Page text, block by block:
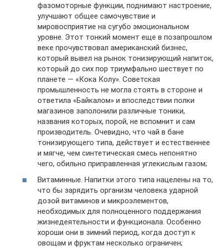
фазомоторные функции, поднимают настроение,
улучшают общее самочувствие и
мировосприятие на сугубо эмоциональном
уровне. Этот тонкий момент еще в позапрошлом
веке прочувствовал американский бизнес,
который вывел на рынок тонизирующий напиток,
который до сих пор триумфально шествует по
планете — «Кока Колу». Советская
промышленность не могла стоять в стороне и
ответила «Байкалом» и впоследствии полки
магазинов заполонили различные тоники,
названия которых, порой, не вспомнит и сам
производитель. Очевидно, что чай в бане
тонизирующего типа, действует и естественнее
и мягче, чем синтетическая смесь непонятно
чего, обильно приправленная углекислым газом;
Витаминные. Напитки этого типа нацелены на то,
что бы зарядить организм человека ударной
дозой витаминов и микроэлементов,
необходимых для полноценного поддержания
жизнедеятельности и функционала. Особенно
хороши они в зимний период, когда доступ к
овощам и фруктам несколько ограничен;